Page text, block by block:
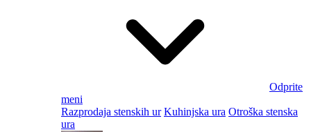
Odprite
meni
Razprodaja stenskih ur Kuhinjska ura Otroška stenska
ura